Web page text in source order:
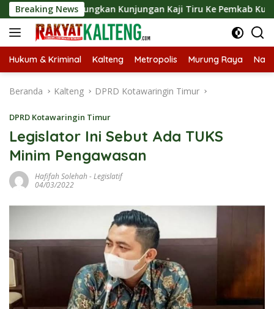
Langsung
ke
konten
Breaking NewsKunjungan Kaji Tiru Ke Pemkab Kulon Progo
Hukum & Kriminal Kalteng Metropolis Murung Raya
Beranda Kalteng DPRD Kotawaringin Timur
DPRD Kotawaringin Timur
Legislator Ini Sebut Ada TUKS
Minim Pengawasan
Hafifah Solehah -Legislatif
04/03/2022